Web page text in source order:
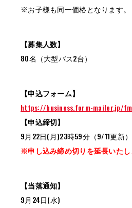
※お子様も同一価格となります。
【募集人数】
80名（大型バス2台）
【申込フォーム】
https://business.form-mailer.jp/
【申込締切】
9月22日(月)23時59分（9/11更新）
※申し込み締め切りを延長いたし
【当落通知】
9月24日(水)